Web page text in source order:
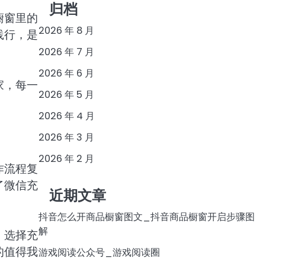
窗里的
行，是
，每一
程复
微信充
选择充
值得我
归档
2026 年 8 月
2026 年 7 月
2026 年 6 月
2026 年 5 月
2026 年 4 月
2026 年 3 月
2026 年 2 月
近期文章
抖音怎么开商品橱窗图文_抖音商品橱窗开启步骤图
解
游戏阅读公众号_游戏阅读圈